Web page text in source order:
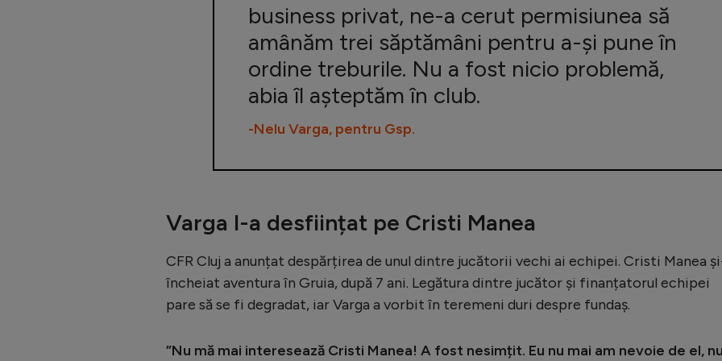
business privat, ne-a cerut permisiunea să
amânăm trei săptămâni pentru a-și pune în
ordine treburile. Nu a fost nicio problemă,
abia îl așteptăm în club.
-Nelu Varga, pentru Gsp.
Varga l-a desființat pe Cristi Manea
CFR Cluj a anunțat despărțirea de unul dintre jucătorii vechi ai echipei. Cristi Manea
încheiat aventura în Gruia, după 7 ani. Legătura dintre jucător și finanțatorul echipei
pare să se fi degradat, iar Varga a vorbit în teremeni duri despre fundaș.
”Nu mă mai interesează Cristi Manea! A fost nesimțit. Eu nu mai am nevoie de el,